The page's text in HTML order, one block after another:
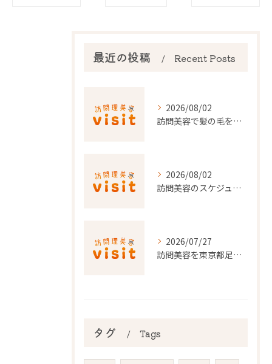
最近の投稿 Recent Posts
2026/08/02
訪問美容で髪の毛を整える事前準備と安心料金ポイントを徹底解説
2026/08/02
訪問美容のスケジュール調整を東京都でスムーズに行うポイント
2026/07/27
訪問美容を東京都足立区で利用するための申請条件と手続き徹底ガイド
タグ Tags